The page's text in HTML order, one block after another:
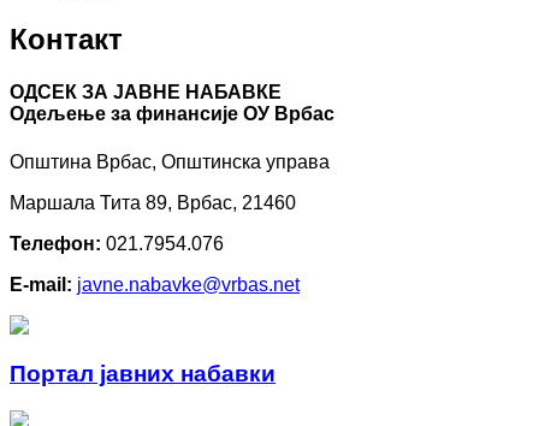
Контакт
ОДСЕК ЗА ЈАВНЕ НАБАВКЕ
Oдељење за финансије ОУ Врбас
Општина Врбас, Општинска управа
Маршала Тита 89, Врбас, 21460
Телефон: 021.7954.076
E-mail: javne.nabavke@vrbas.net
Портал јавних набавки